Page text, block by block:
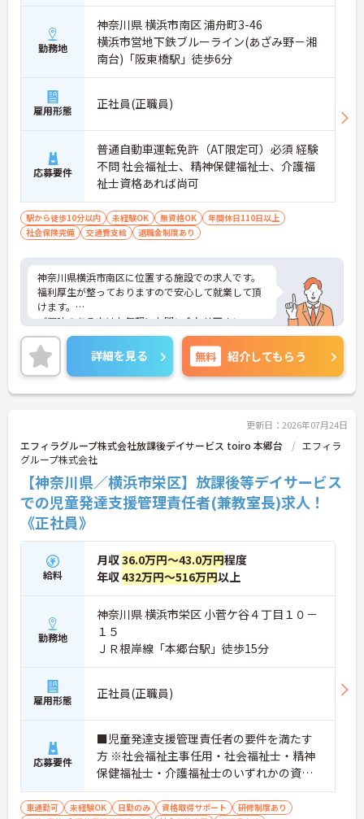
勤務地
神奈川県 横浜市南区 浦舟町3-46
横浜市営地下鉄ブルーライン(あざみ野－湘
南台)「阪東橋駅」徒歩6分
雇用形態 正社員(正職員)
応募要件
普通自動車運転免許（AT限定可）必須 経験
不問 社会福祉士、精神保健福祉士、介護福
祉士資格あれば尚可
駅から徒歩10分以内 未経験OK 無資格OK
年間休日110日以上
社会保険完備
交通費支給 退職金制度あり
神奈川県横浜市南区に位置する施設での求人です。
福利厚生が整っておりますので安心して就業して頂
けます。
ご興味のある方はお気軽にお問い合わせ下さい。
詳細を見る 無料 紹介してもらう
更新日：2026年07月24日
エフィラグループ株式会社放課後デイサービス toiro 本郷台
エフィラ
グループ株式会社
【神奈川県／横浜市栄区】放課後等デイサービス
での児童発達支援管理責任者(兼教室長)求人！
《正社員》
給料
月収36.0万円～43.0万円程度
年収432万円～516万円以上
勤務地
神奈川県 横浜市栄区 小菅ケ谷４丁目１０－
１５
ＪＲ根岸線「本郷台駅」徒歩15分
雇用形態 正社員(正職員)
応募要件
■児童発達支援管理責任者の要件を満たす
方 ※社会福祉主事任用・社会福祉士・精神
保健福祉士・介護福祉士のいずれかの資格
■普通自動車運転免許(AT限定可) 必須
車通勤可 未経験OK 日勤のみ 資格取得サポート
研修制度あり